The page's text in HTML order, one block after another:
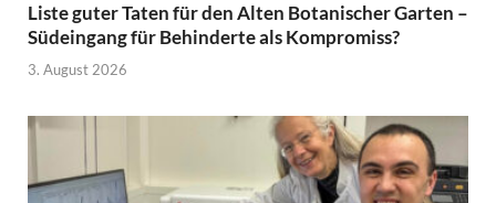
Liste guter Taten für den Alten Botanischer Garten –
Südeingang für Behinderte als Kompromiss?
3. August 2026